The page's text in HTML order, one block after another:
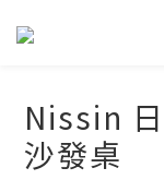
Nissin
沙發桌